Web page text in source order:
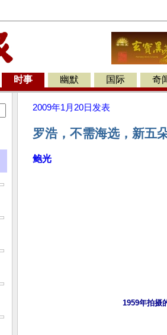
时事 幽默 国际 奇
2009年1月20日 发表
罗浩，不需海选，新五
鲍光
1959年拍摄